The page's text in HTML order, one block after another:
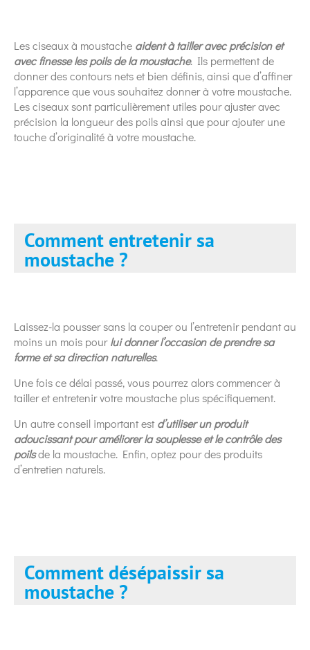
Les ciseaux à moustache aident à tailler avec précision et
avec finesse les poils de la moustache. Ils permettent de
donner des contours nets et bien définis, ainsi que d’affiner
l’apparence que vous souhaitez donner à votre moustache.
Les ciseaux sont particulièrement utiles pour ajuster avec
précision la longueur des poils ainsi que pour ajouter une
touche d’originalité à votre moustache.
Comment entretenir sa
moustache ?
Laissez-la pousser sans la couper ou l’entretenir pendant au
moins un mois pourlui donner l’occasion de prendre sa
forme et sa direction naturelles.
Une fois ce délai passé, vous pourrez alors commencer à
tailler et entretenir votre moustache plus spécifiquement.
Un autre conseil important estd’utiliser un produit
adoucissant pour améliorer la souplesse et le contrôle des
poilsde la moustache. Enfin, optez pour des produits
d’entretien naturels.
Comment désépaissir sa
moustache ?